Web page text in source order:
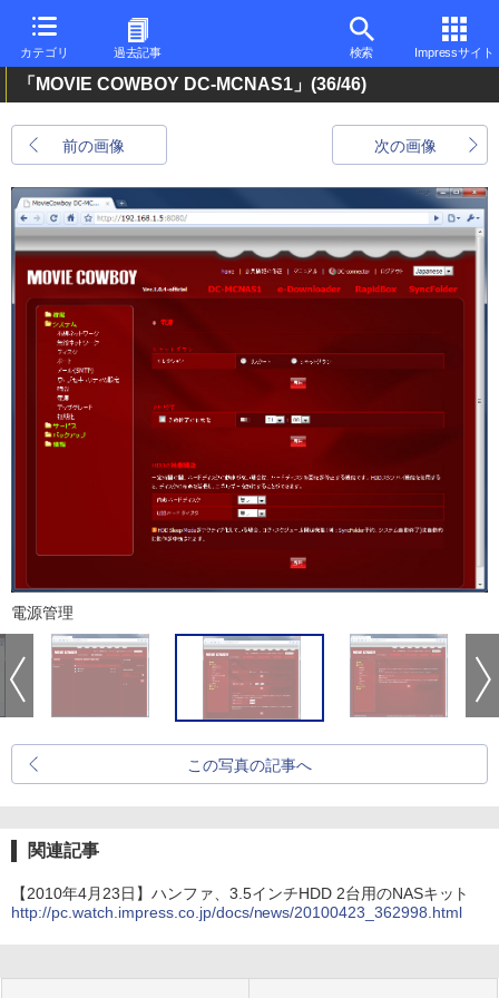
カテゴリ 過去記事 検索 Impressサイト
「MOVIE COWBOY DC-MCNAS1」 (36/46)
前の画像 次の画像
電源管理
この写真の記事へ
関連記事
【2010年4月23日】ハンファ、3.5インチHDD 2台用のNASキット
http://pc.watch.impress.co.jp/docs/news/20100423_362998.html